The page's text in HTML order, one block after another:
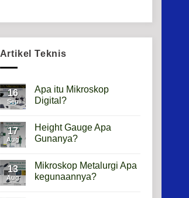
Artikel Teknis
16
Sep
Apa itu Mikroskop
Digital?
on
Apa
itu
17
Aug
Height Gauge Apa
Gunanya?
on
Height
Gauge
13
Aug
Mikroskop Metalurgi Apa
kegunaannya?